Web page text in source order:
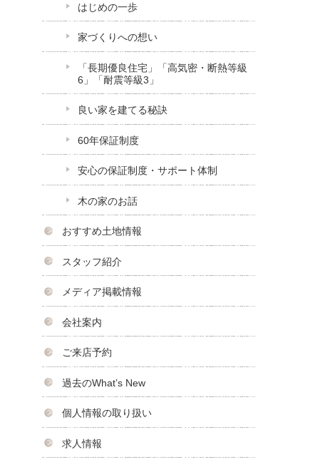
はじめの一歩
家づくりへの想い
「長期優良住宅」「高気密・断熱等級
6」「耐震等級3」
良い家を建てる秘訣
60年保証制度
安心の保証制度・サポート体制
木の家のお話
おすすめ土地情報
スタッフ紹介
メディア掲載情報
会社案内
ご来店予約
過去のWhat’s New
個人情報の取り扱い
求人情報